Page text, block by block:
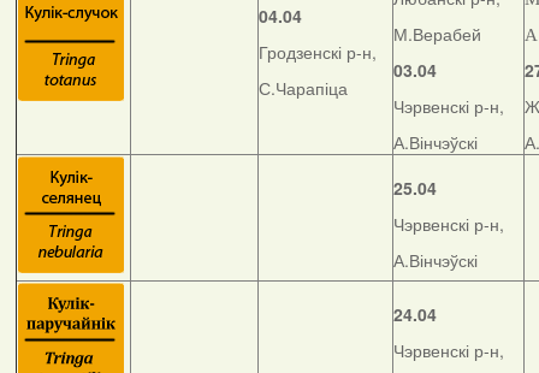
04.04
Гродзенскі р-н,
С.Чарапіца
М.Верабей
03.04
Чэрвенскі р-н,
А.Вінчэўскі
25.04
Чэрвенскі р-н,
А.Вінчэўскі
24.04
Чэрвенскі р-н,